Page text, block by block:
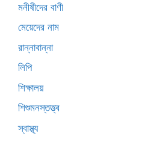
মনীষীদের বাণী
মেয়েদের নাম
রান্নাবান্না
লিপি
শিক্ষালয়
শিশুমনস্তত্ত্ব
স্বাস্থ্য